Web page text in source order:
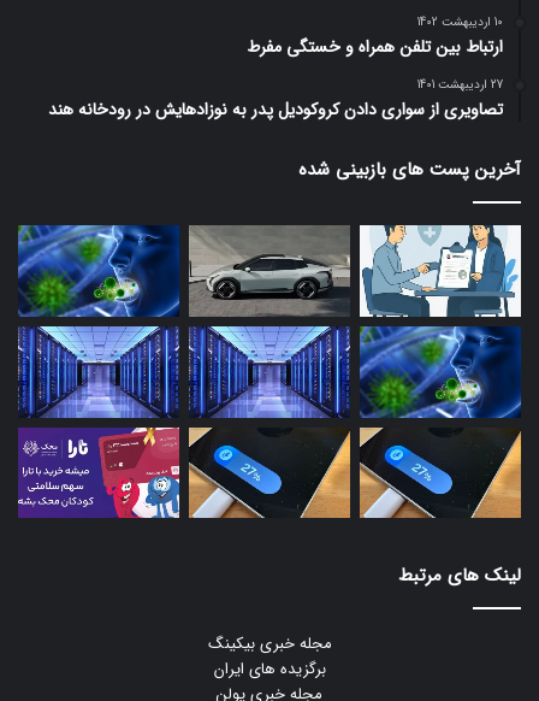
10 اردیبهشت 1402
ارتباط بین تلفن همراه و خستگی مفرط
27 اردیبهشت 1401
تصاویری از سواری دادن کروکودیل پدر به نوزادهایش در رودخانه هند
آخرین پست های بازبینی شده
لینک های مرتبط
مجله خبری بیکینگ
برگزیده های ایران
مجله خبری یولن